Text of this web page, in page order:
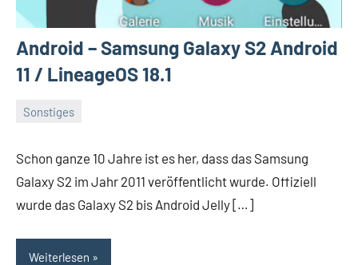
Android – Samsung Galaxy S2 Android
11 / LineageOS 18.1
Sonstiges
Dezember
2021
Schon ganze 10 Jahre ist es her, dass das Samsung
Galaxy S2 im Jahr 2011 veröffentlicht wurde. Offiziell
wurde das Galaxy S2 bis Android Jelly […]
Weiterlesen